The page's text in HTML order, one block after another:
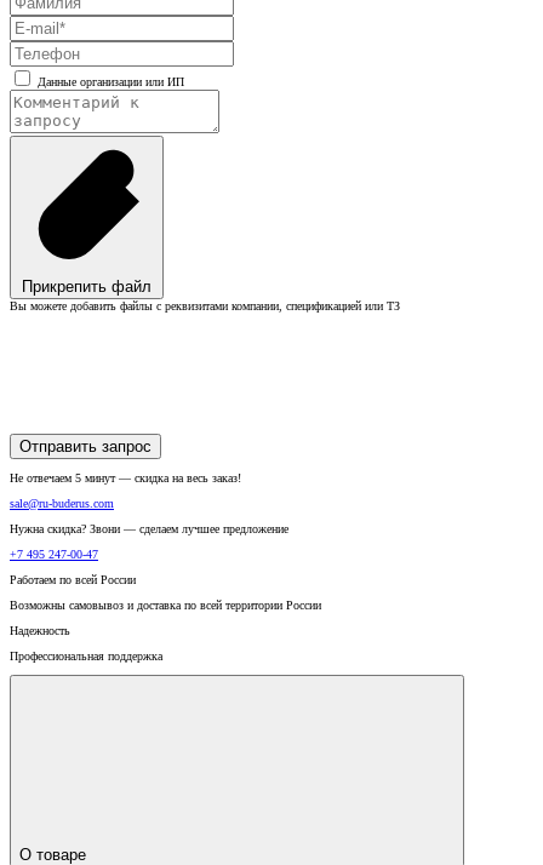
Данные организации или ИП
Прикрепить файл
Вы можете добавить файлы с реквизитами компании, спецификацией или ТЗ
Отправить запрос
Не отвечаем 5 минут — скидка на весь заказ!
sale@ru-buderus.com
Нужна скидка? Звони — сделаем лучшее предложение
+7 495 247-00-47
Работаем по всей России
Возможны самовывоз и доставка по всей территории России
Надежность
Профессиональная поддержка
О товаре